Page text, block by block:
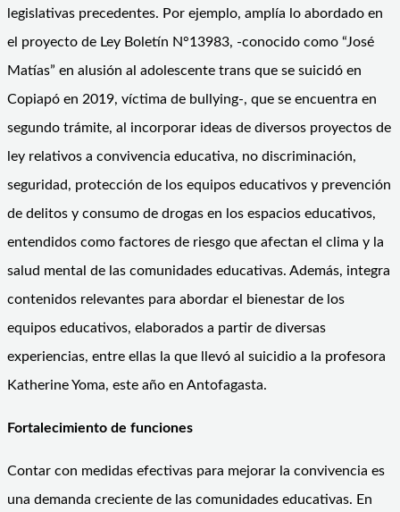
legislativas precedentes. Por ejemplo, amplía lo abordado en
el proyecto de Ley Boletín N°13983, -conocido como “José
Matías” en alusión al adolescente trans que se suicidó en
Copiapó en 2019, víctima de bullying-, que se encuentra en
segundo trámite, al incorporar ideas de diversos proyectos de
ley relativos a convivencia educativa, no discriminación,
seguridad, protección de los equipos educativos y prevención
de delitos y consumo de drogas en los espacios educativos,
entendidos como factores de riesgo que afectan el clima y la
salud mental de las comunidades educativas. Además, integra
contenidos relevantes para abordar el bienestar de los
equipos educativos, elaborados a partir de diversas
experiencias, entre ellas la que llevó al suicidio a la profesora
Katherine Yoma, este año en Antofagasta.
Fortalecimiento de funciones
Contar con medidas efectivas para mejorar la convivencia es
una demanda creciente de las comunidades educativas. En